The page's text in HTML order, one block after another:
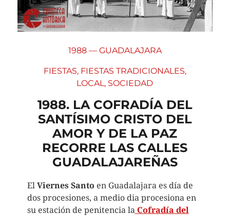
1988 — GUADALAJARA
FIESTAS, FIESTAS TRADICIONALES,
LOCAL, SOCIEDAD
1988. LA COFRADÍA DEL
SANTÍSIMO CRISTO DEL
AMOR Y DE LA PAZ
RECORRE LAS CALLES
GUADALAJAREÑAS
El Viernes Santo en Guadalajara es día de
dos procesiones, a medio dia procesiona en
su estación de penitencia la Cofradía del